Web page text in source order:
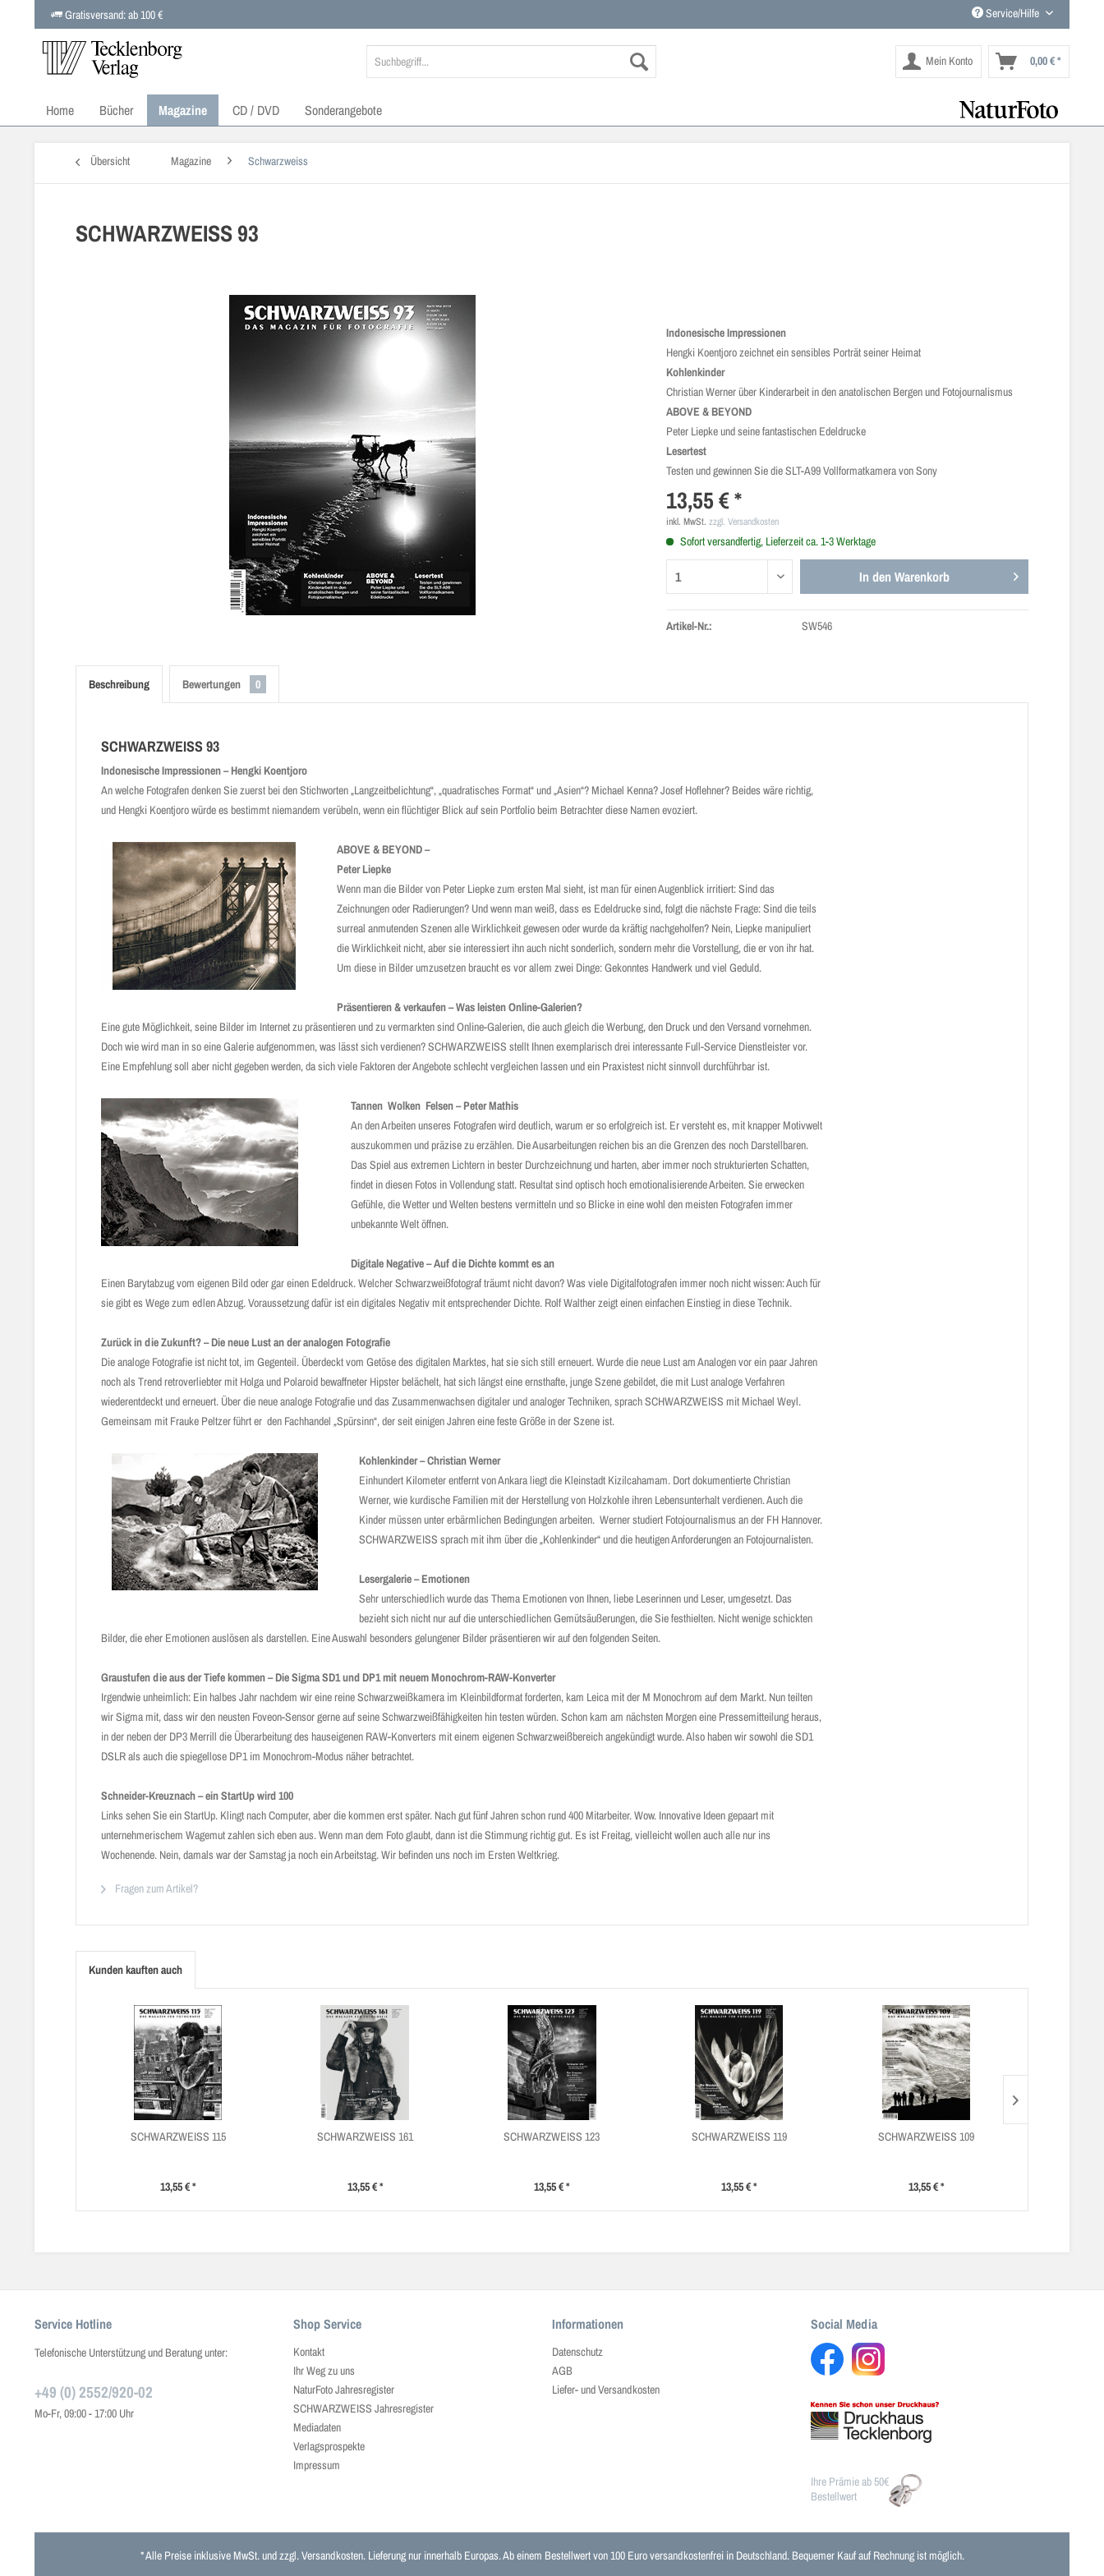
Gratisversand: ab 100 € Service/Hilfe
Mein Konto 0,00 € *
Home Bücher Magazine CD / DVD Sonderangebote
Übersicht Magazine Schwarzweiss
SCHWARZWEISS 93
Indonesische Impressionen
Hengki Koentjoro zeichnet ein sensibles Porträt seiner Heimat
Kohlenkinder
Christian Werner über Kinderarbeit in den anatolischen Bergen und Fotojournalismus
ABOVE & BEYOND
Peter Liepke und seine fantastischen Edeldrucke
Lesertest
Testen und gewinnen Sie die SLT-A99 Vollformatkamera von Sony
13,55 € *
inkl. MwSt.zzgl. Versandkosten
Sofort versandfertig, Lieferzeit ca. 1-3 Werktage
In den Warenkorb
Artikel-Nr.: SW546
Beschreibung Bewertungen 0
SCHWARZWEISS 93
Indonesische Impressionen – Hengki Koentjoro
An welche Fotografen denken Sie zuerst bei den Stichworten „Langzeitbelichtung“, ­„quadra­tisches Format“ und „Asien“? Michael Kenna? Josef Hoflehner? Beides wäre richtig,
und Hengki Koentjoro würde es bestimmt niemandem verübeln, wenn ein flüchtiger Blick auf sein ­Port­folio beim Betrachter diese Namen evoziert.
ABOVE & BEYOND –
Peter Liepke
Wenn man die Bilder von Peter Liepke zum ersten Mal sieht, ist man für einen Augenblick irritiert: Sind das
Zeichnungen oder Radierungen? Und wenn man weiß, dass es Edeldrucke sind, folgt die nächste Frage: Sind die teils
surreal anmutenden Szenen alle Wirklichkeit gewesen oder wurde da kräftig nachgeholfen? Nein, Liepke manipuliert
die Wirklichkeit nicht, aber sie interessiert ihn auch nicht sonderlich, sondern mehr die Vorstellung, die er von ihr hat.
Um diese in Bilder umzusetzen braucht es vor allem zwei Dinge: Gekonntes Handwerk und viel Geduld.
Präsentieren & verkaufen – Was leisten Online-Galerien?
Eine gute Möglichkeit, seine Bilder im Internet zu präsentieren und zu vermarkten sind Online-Galerien, die auch gleich die Werbung, den Druck und den Versand vornehmen.
Doch wie wird man in so eine Galerie aufgenommen, was lässt sich verdienen? SCHWARZWEISS stellt Ihnen exemplarisch drei interessante Full-Service Dienstleister vor.
Eine Empfehlung soll aber nicht gegeben werden, da sich viele Faktoren der Angebote schlecht vergleichen lassen und ein Praxistest nicht sinnvoll durchführbar ist.
Tannen Wolken Felsen – Peter Mathis
An den Arbeiten unseres Fotografen wird deutlich, warum er so erfolgreich ist. Er versteht es, mit knapper Motivwelt
auszukommen und präzise zu erzählen. Die Ausarbeitungen reichen bis an die Grenzen des noch Darstellbaren.
Das Spiel aus extremen Lichtern in bester Durchzeichnung und harten, aber immer noch strukturierten Schatten,
findet in diesen Fotos in Vollendung statt. Resultat sind optisch hoch emotionalisierende Arbeiten. Sie erwecken
Gefühle, die Wetter und Welten bestens vermitteln und so Blicke in eine wohl den meisten Fotografen immer
unbekannte Welt öffnen.
Digitale Negative – Auf die Dichte kommt es an
Einen Barytabzug vom eigenen Bild oder gar einen Edeldruck. Welcher Schwarzweißfotograf träumt nicht davon? Was viele Digitalfotografen immer noch nicht wissen: Auch für
sie gibt es Wege zum edlen Abzug. Voraussetzung dafür ist ein digitales Negativ mit entsprechender Dichte. Rolf Walther zeigt einen einfachen Einstieg in diese Technik.
Zurück in die Zukunft? – Die neue Lust an der analogen Fotografie
Die analoge Fotografie ist nicht tot, im Gegenteil. Überdeckt vom Getöse des digitalen Marktes, hat sie sich still erneuert. Wurde die neue Lust am Analogen vor ein paar Jahren
noch als Trend retroverliebter mit Holga und Polaroid bewaffneter Hipster belächelt, hat sich längst eine ernsthafte, junge Szene gebildet, die mit Lust analoge Verfahren
wiederentdeckt und erneuert. Über die neue analoge Fotografie und das Zusammenwachsen digitaler und analoger Techniken, sprach SCHWARZWEISS mit Michael Weyl.
Gemeinsam mit Frauke Peltzer führt er den Fachhandel „Spürsinn“, der seit einigen Jahren eine feste Größe in der Szene ist.
Kohlenkinder – Christian Werner
Einhundert Kilometer entfernt von Ankara liegt die Kleinstadt Kizilcahamam. Dort dokumentierte Christian
Werner, wie kurdische Familien mit der Herstellung von Holzkohle ihren Lebensunterhalt verdienen. Auch die
Kinder müssen unter erbärmlichen Bedingungen arbeiten. Werner studiert Fotojournalismus an der FH Hannover.
SCHWARZWEISS sprach mit ihm über die „Kohlenkinder“ und die heutigen Anforderungen an Fotojournalisten.
Lesergalerie – Emotionen
Sehr unterschiedlich wurde das Thema Emotionen von Ihnen, liebe Leserinnen und Leser, umgesetzt. Das
bezieht sich nicht nur auf die unterschiedlichen Gemütsäußerungen, die Sie festhielten. Nicht wenige schickten
Bilder, die eher Emotionen aus­lösen als darstellen. Eine Auswahl besonders gelungener Bilder präsentieren wir auf den folgenden Seiten.
Graustufen die aus der Tiefe kommen – Die Sigma SD1 und DP1 mit neuem Monochrom-RAW-Konverter
Irgendwie unheimlich: Ein halbes Jahr nachdem wir eine reine Schwarzweißkamera im Kleinbildformat forderten, kam Leica mit der M Monochrom auf dem Markt. Nun teilten
wir Sigma mit, dass wir den neusten Foveon-Sensor gerne auf seine Schwarzweißfähigkeiten hin testen würden. Schon kam am nächsten Morgen eine ­Pressemit­teilung heraus,
in der neben der DP3 Merrill die ­Über­arbeitung des hauseigenen RAW-Konverters mit einem eigenen Schwarzweißbereich angekündigt wurde. Also haben wir sowohl die SD1
DSLR als auch die spiegellose DP1 im Monochrom-Modus näher betrachtet.
Schneider-Kreuznach – ein StartUp wird 100
Links sehen Sie ein StartUp. Klingt nach Computer, aber die kommen erst später. Nach gut fünf Jahren schon rund 400 Mitarbeiter. Wow. Innovative Ideen gepaart mit
unternehmerischem Wagemut zahlen sich eben aus. Wenn man dem Foto glaubt, dann ist die Stimmung richtig gut. Es ist Freitag, vielleicht wollen auch alle nur ins
Wochenende. Nein, damals war der Samstag ja noch ein Arbeitstag. Wir befinden uns noch im Ersten Weltkrieg.
Fragen zum Artikel?
Kunden kauften auch
SCHWARZWEISS 115
13,55 € *
SCHWARZWEISS 161
13,55 € *
SCHWARZWEISS 123
13,55 € *
SCHWARZWEISS 119
13,55 € *
SCHWARZWEISS 109
13,55 € *
Service Hotline
Telefonische Unterstützung und Beratung unter:
+49 (0) 2552/920-02
Mo-Fr, 09:00 - 17:00 Uhr
Shop Service
Kontakt
Ihr Weg zu uns
NaturFoto Jahresregister
SCHWARZWEISS Jahresregister
Mediadaten
Verlagsprospekte
Impressum
Informationen
Datenschutz
AGB
Liefer- und Versandkosten
Social Media
Ihre Prämie ab 50€
Bestellwert
* Alle Preise inklusive MwSt. und zzgl.Versandkosten. Lieferung nur innerhalb Europas. Ab einem Bestellwert von 100 Euro versandkostenfrei in Deutschland. Bequemer Kauf auf Rechnung ist möglich.